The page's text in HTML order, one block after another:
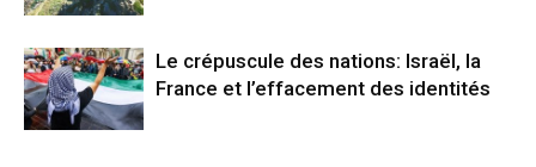
Le crépuscule des nations: Israël, la
France et l’effacement des identités